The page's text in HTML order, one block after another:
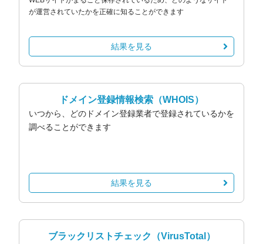
が運営されていたかを正確に知ることができます
結果を見る
ドメイン登録情報検索 （WHOIS）
いつから、どのドメイン登録業者で登録されているかを
調べることができます
結果を見る
ブラックリストチェック （VirusTotal）